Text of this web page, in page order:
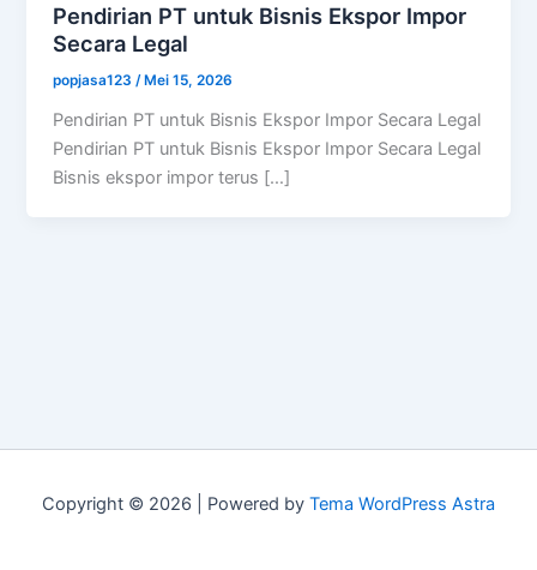
Pendirian PT untuk Bisnis Ekspor Impor
Secara Legal
popjasa123 /Mei 15, 2026
Pendirian PT untuk Bisnis Ekspor Impor Secara Legal
Pendirian PT untuk Bisnis Ekspor Impor Secara Legal
Bisnis ekspor impor terus […]
Copyright © 2026 | Powered by Tema WordPress Astra